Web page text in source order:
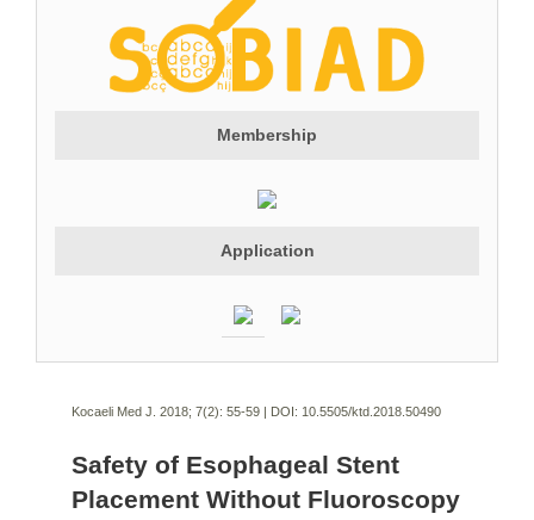
Membership
Application
Kocaeli Med J. 2018; 7(2): 55-59 | DOI: 10.5505/ktd.2018.50490
Safety of Esophageal Stent
Placement Without Fluoroscopy